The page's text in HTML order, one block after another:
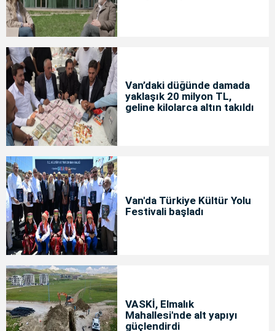
Van’daki düğünde damada
yaklaşık 20 milyon TL,
geline kilolarca altın takıldı
Van'da Türkiye Kültür Yolu
Festivali başladı
VASKİ, Elmalık
Mahallesi'nde alt yapıyı
güçlendirdi